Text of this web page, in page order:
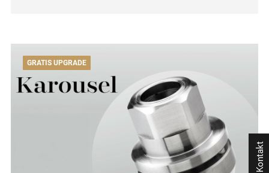
GRATIS UPGRADE
Kontakt